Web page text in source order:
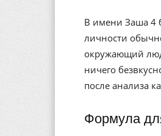
В имени Заша 4
личности
окружающий
ничего
после анализа
Формула